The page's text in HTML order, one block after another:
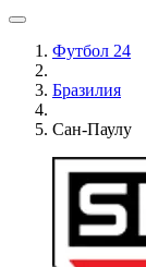
Футбол 24
Бразилия
Сан-Паулу